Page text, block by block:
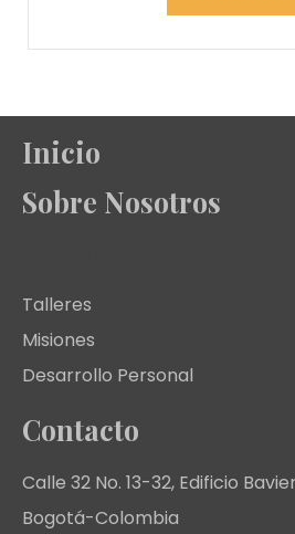
Inicio
Sobre Nosotros
Talleres
Misiones
Desarrollo Personal
Contacto
Calle 32 No. 13-32, Edificio
Bogotá-Colombia